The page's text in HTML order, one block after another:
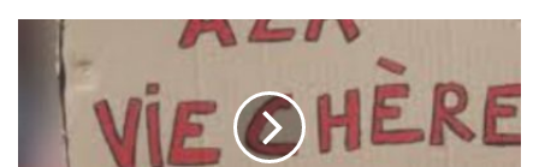
souveraineté
Togo/Mesures
gouvernement